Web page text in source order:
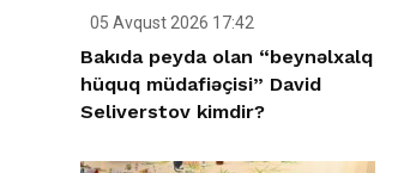
05 Avqust 2026 17:42
Bakıda peyda olan “beynəlxalq
hüquq müdafiəçisi” David
Seliverstov kimdir?